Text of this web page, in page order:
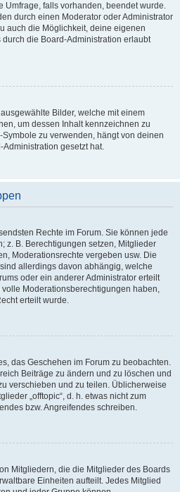
Umfrage, falls vorhanden, beendet wurde.
durch einen Moderator oder Administrator
auch die Möglichkeit, deine eigenen
die Board-Administration erlaubt
Bilder, welche mit einem
um dessen Inhalt kennzeichnen zu
zu verwenden, hängt von deinen
gesetzt hat.
Rechte im Forum. Sie können jede
z. B. Berechtigungen setzen, Mitglieder
Moderationsrechte vergeben usw. Die
allerdings davon abhängig, welche
oder ein anderer Administrator erteilt
Moderationsberechtigungen haben,
erteilt wurde.
das Geschehen im Forum zu beobachten.
Beiträge zu ändern und zu löschen und
verschieben und zu teilen. Üblicherweise
„offtopic“, d. h. etwas nicht zum
bzw. Angreifendes schreiben.
Mitgliedern, die die Mitglieder des Boards
Einheiten aufteilt. Jedes Mitglied